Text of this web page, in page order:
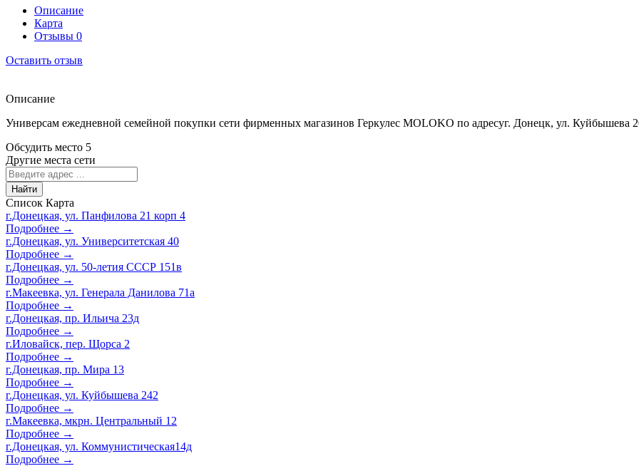
Описание
Карта
Отзывы 0
Оставить отзыв
Описание
Универсам ежедневной семейной покупки сети фирменных магазинов Геркулес MOLOKO по адресуг. Донецк, ул. Куйбышева
Обсудить место 5
Другие места сети
Найти
Список Карта
г.Донецкая, ул. Панфилова 21 корп 4
Подробнее →
г.Донецкая, ул. Университетская 40
Подробнее →
г.Донецкая, ул. 50-летия СССР 151в
Подробнее →
г.Макеевка, ул. Генерала Данилова 71а
Подробнее →
г.Донецкая, пр. Ильича 23д
Подробнее →
г.Иловайск, пер. Щорса 2
Подробнее →
г.Донецкая, пр. Мира 13
Подробнее →
г.Донецкая, ул. Куйбышева 242
Подробнее →
г.Макеевка, мкрн. Центральный 12
Подробнее →
г.Донецкая, ул. Коммунистическая14д
Подробнее →